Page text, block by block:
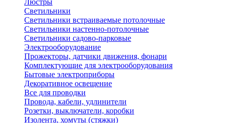
Светильники
Светильники встраиваемые потолочные
Светильники настенно-потолочные
Светильники садово-парковые
Электрооборудование
Прожекторы, датчики движения, фонари
Комплектующие для электрооборудования
Бытовые электроприборы
Декоративное освещение
Все для проводки
Провода, кабели, удлинители
Розетки, выключатели, коробки
Изолента, хомуты (стяжки)